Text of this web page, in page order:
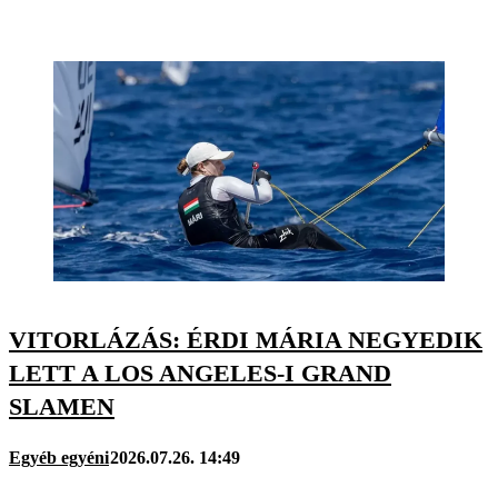
VITORLÁZÁS: ÉRDI MÁRIA NEGYEDIK
LETT A LOS ANGELES-I GRAND
SLAMEN
Egyéb egyéni2026.07.26. 14:49